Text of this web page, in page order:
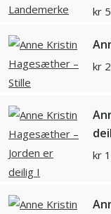
kr
kr
kr